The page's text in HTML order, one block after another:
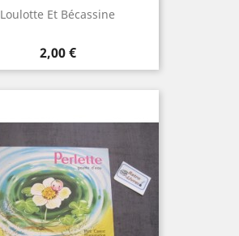
Loulotte Et Bécassine
Prix
2,00 €